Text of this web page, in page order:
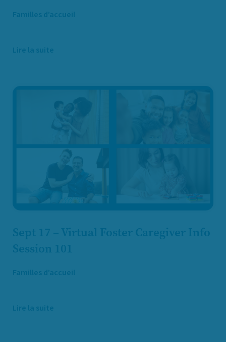
Familles d’accueil
Lire la suite
Sept 17 – Virtual Foster Caregiver Info
Session 101
Familles d’accueil
Lire la suite